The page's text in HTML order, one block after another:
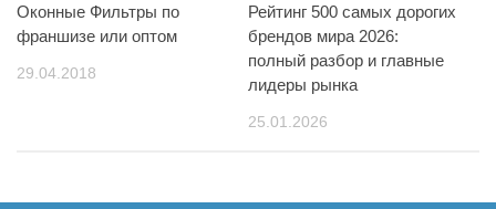
Оконные Фильтры по
франшизе или оптом
29.04.2018
Рейтинг 500 самых дорогих
брендов мира 2026:
полный разбор и главные
лидеры рынка
25.01.2026